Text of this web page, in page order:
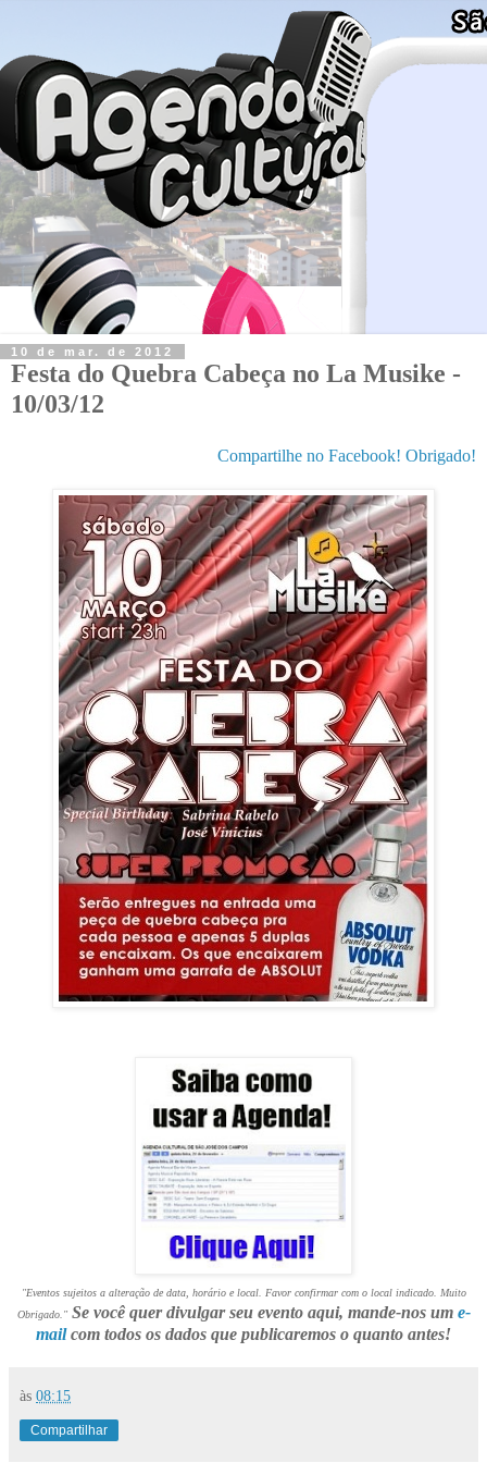
10 de mar. de 2012
Festa do Quebra Cabeça no La Musike -
10/03/12
Compartilhe no Facebook! Obrigado!
"Eventos sujeitos a alteração de data, horário e local. Favor confirmar com o local indicado. Muito
Obrigado." Se você quer divulgar seu evento aqui, mande-nos um e-
mailcom todos os dados que publicaremos o quanto antes!
às 08:15
Compartilhar